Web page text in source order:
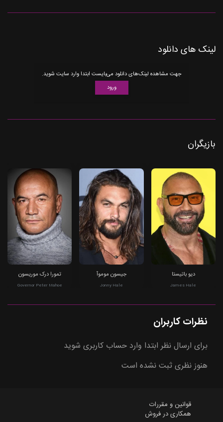
لینک های دانلود
جهت مشاهده لینک‌های دانلود می‌بایست ابتدا وارد سایت شوید.
ورود
بازیگران
دیو باتیستا
James Hale
جیسون موموآ
Jonny Hale
تمورا درک موریسون
Governor Peter Mahoe
نظرات کاربران
برای ارسال نظر ابتدا وارد حساب کاربری شوید
هنوز نظری ثبت نشده است
قوانین و مقررات
همکاری در فروش